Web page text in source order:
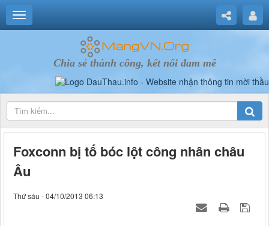
Chia sẻ thành công, kết nối đam mê
Foxconn bị tố bóc lột công nhân châu
Âu
Thứ sáu - 04/10/2013 06:13